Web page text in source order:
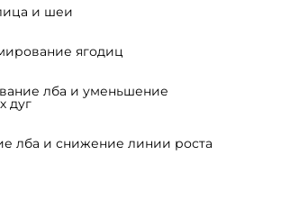
и шеи
ягодиц
лба и уменьшение
дуг
лба и снижение линии роста